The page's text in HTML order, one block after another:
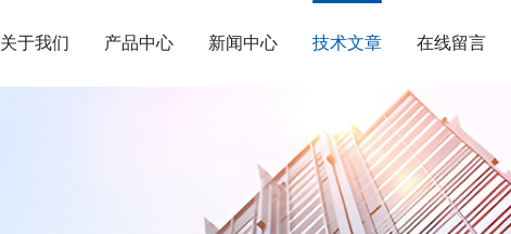
关于我们 产品中心 新闻中心 技术文章 在线留言